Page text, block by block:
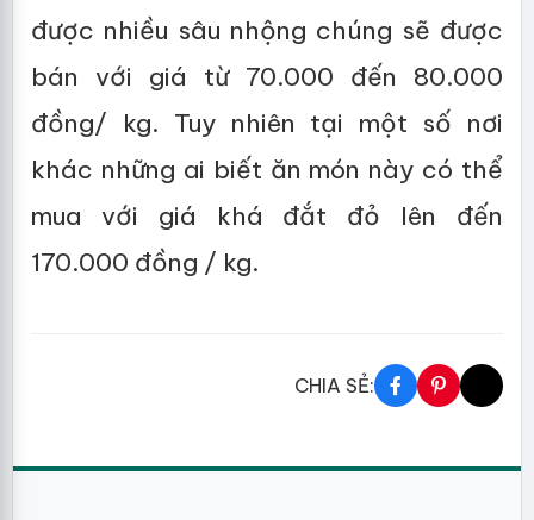
được nhiều sâu nhộng chúng sẽ được
bán với giá từ 70.000 đến 80.000
đồng/ kg. Tuy nhiên tại một số nơi
khác những ai biết ăn món này có thể
mua với giá khá đắt đỏ lên đến
170.000 đồng / kg.
CHIA SẺ: